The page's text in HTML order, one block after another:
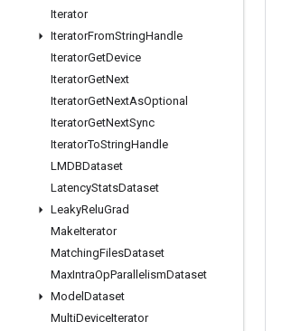
Iterator
IteratorFromStringHandle
IteratorGetDevice
IteratorGetNext
IteratorGetNextAsOptional
IteratorGetNextSync
IteratorToStringHandle
LMDBDataset
LatencyStatsDataset
LeakyReluGrad
MakeIterator
MatchingFilesDataset
MaxIntraOpParallelismDataset
Model Dataset
MultiDeviceIterator